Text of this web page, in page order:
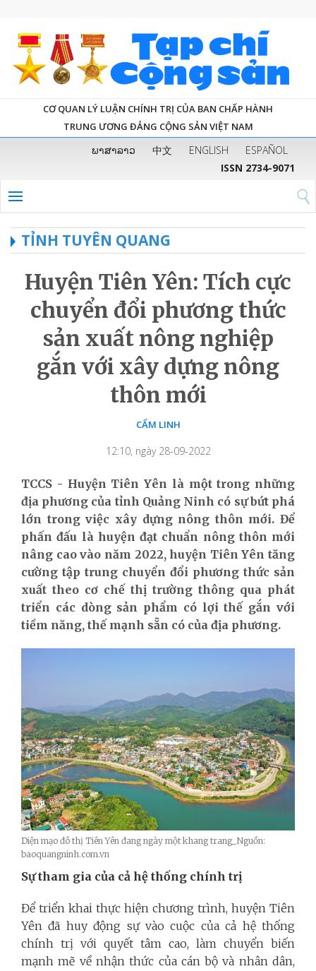
CƠ QUAN LÝ LUẬN CHÍNH TRỊ CỦA BAN CHẤP HÀNH
TRUNG ƯƠNG ĐẢNG CỘNG SẢN VIỆT NAM
ພາສາລາວ 中文 ENGLISH
ESPAÑOL
ISSN 2734-9071
TỈNH TUYÊN QUANG
Huyện Tiên Yên: Tích cực
chuyển đổi phương thức
sản xuất nông nghiệp
gắn với xây dựng nông
thôn mới
CẨM LINH
12:10, ngày 28-09-2022
TCCS - Huyện Tiên Yên là một trong những
địa phương của tỉnh Quảng Ninh có sự bứt phá
lớn trong việc xây dựng nông thôn mới. Để
phấn đấu là huyện đạt chuẩn nông thôn mới
nâng cao vào năm 2022, huyện Tiên Yên tăng
cường tập trung chuyển đổi phương thức sản
xuất theo cơ chế thị trường thông qua phát
triển các dòng sản phẩm có lợi thế gắn với
tiềm năng, thế mạnh sẵn có của địa phương.
Diện mạo đô thị Tiên Yên đang ngày một khang trang_Nguồn:
baoquangninh.com.vn
Sự tham gia của cả hệ thống chính trị
Để triển khai thực hiện chương trình, huyện Tiên
Yên đã huy động sự vào cuộc của cả hệ thống
chính trị với quyết tâm cao, làm chuyển biến
mạnh mẽ về nhận thức của cán bộ và nhân dân,